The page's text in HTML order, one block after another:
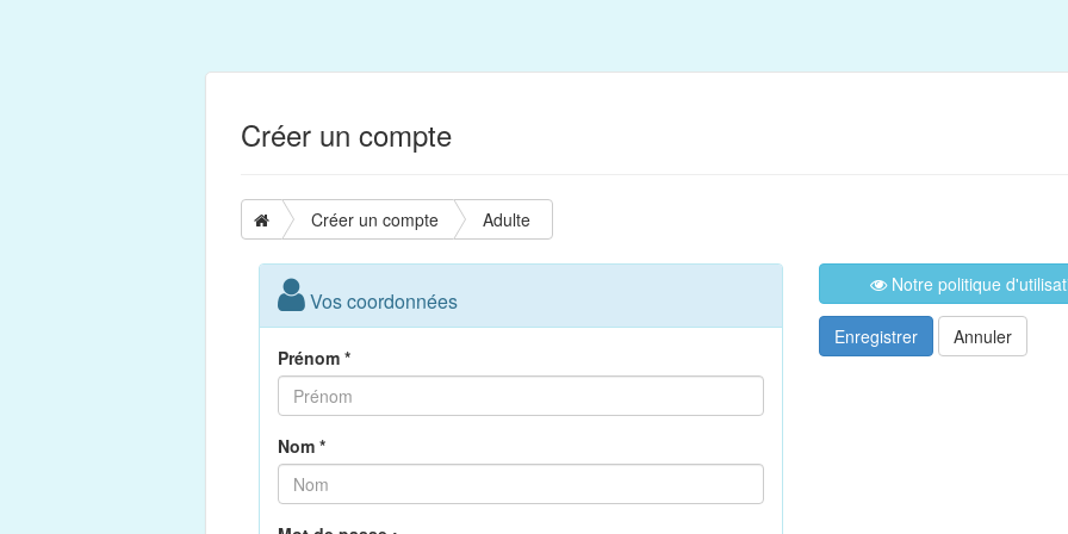
Créer un compte
Créer un compte Adulte
Vos coordonnées
Prénom *
Nom *
Notre politique
Enregistrer Annuler